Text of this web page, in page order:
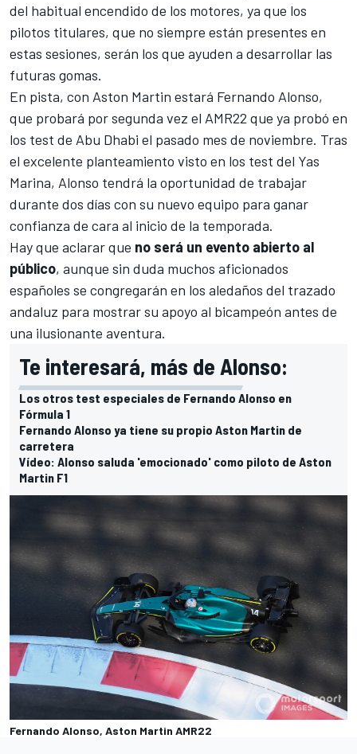
del habitual encendido de los motores, ya que los
pilotos titulares, que no siempre están presentes en
estas sesiones, serán los que ayuden a desarrollar las
futuras gomas.
En pista, con Aston Martin estará Fernando Alonso,
que probará por segunda vez el AMR22 que ya probó en
los test de Abu Dhabi el pasado mes de noviembre. Tras
el excelente planteamiento visto en los test del Yas
Marina, Alonso tendrá la oportunidad de trabajar
durante dos días con su nuevo equipo para ganar
confianza de cara al inicio de la temporada.
Hay que aclarar que no será un evento abierto al
público, aunque sin duda muchos aficionados
españoles se congregarán en los aledaños del trazado
andaluz para mostrar su apoyo al bicampeón antes de
una ilusionante aventura.
Te interesará, más de Alonso:
Los otros test especiales de Fernando Alonso en
Fórmula 1
Fernando Alonso ya tiene su propio Aston Martin de
carretera
Vídeo: Alonso saluda 'emocionado' como piloto de Aston
Martin F1
Fernando Alonso, Aston Martin AMR22